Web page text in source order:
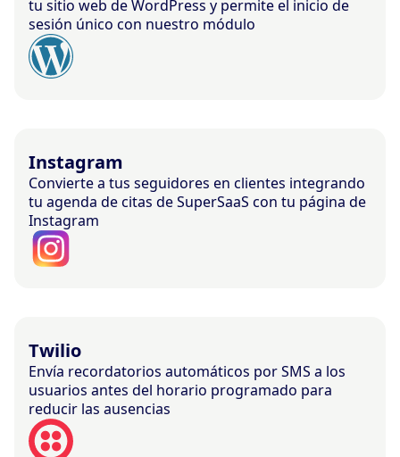
tu sitio web de WordPress y permite el inicio de
sesión único con nuestro módulo
Instagram
Convierte a tus seguidores en clientes integrando
tu agenda de citas de SuperSaaS con tu página de
Instagram
Twilio
Envía recordatorios automáticos por SMS a los
usuarios antes del horario programado para
reducir las ausencias